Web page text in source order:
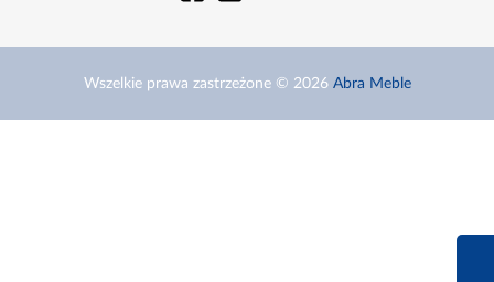
Wszelkie prawa zastrzeżone © 2026 Abra Meble